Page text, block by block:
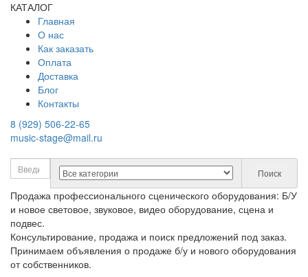
КАТАЛОГ
Главная
О нас
Как заказать
Оплата
Доставка
Блог
Контакты
8 (929) 506-22-65
music-stage@mail.ru
Поиск
Продажа профессионального сценического оборудования: Б/У
и новое световое, звуковое, видео оборудование, сцена и
подвес.
Консультирование, продажа и поиск предложений под заказ.
Принимаем объявления о продаже б/у и нового оборудования
от собственников.